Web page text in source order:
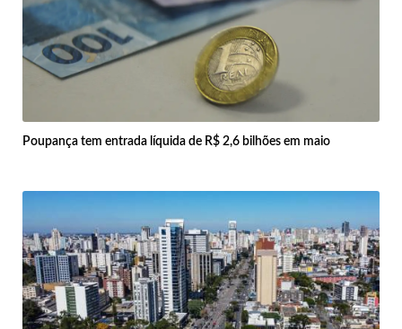
Poupança tem entrada líquida de R$ 2,6 bilhões em maio